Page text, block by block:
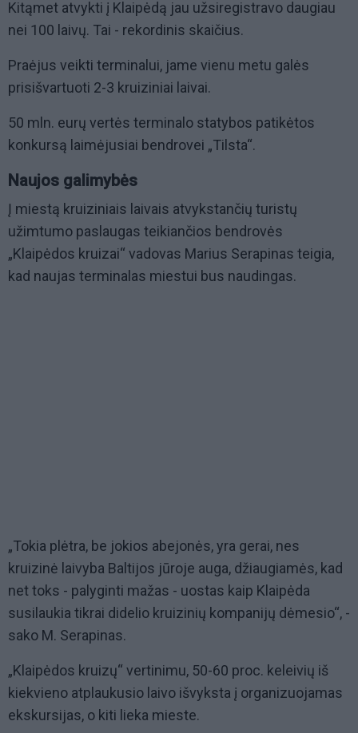
Kitąmet atvykti į Klaipėdą jau užsiregistravo daugiau
nei 100 laivų. Tai - rekordinis skaičius.
Praėjus veikti terminalui, jame vienu metu galės
prisišvartuoti 2-3 kruiziniai laivai.
50 mln. eurų vertės terminalo statybos patikėtos
konkursą laimėjusiai bendrovei „Tilsta“.
Naujos galimybės
Į miestą kruiziniais laivais atvykstančių turistų
užimtumo paslaugas teikiančios bendrovės
„Klaipėdos kruizai“ vadovas Marius Serapinas teigia,
kad naujas terminalas miestui bus naudingas.
„Tokia plėtra, be jokios abejonės, yra gerai, nes
kruizinė laivyba Baltijos jūroje auga, džiaugiamės, kad
net toks - palyginti mažas - uostas kaip Klaipėda
susilaukia tikrai didelio kruizinių kompanijų dėmesio“, -
sako M. Serapinas.
„Klaipėdos kruizų“ vertinimu, 50-60 proc. keleivių iš
kiekvieno atplaukusio laivo išvyksta į organizuojamas
ekskursijas, o kiti lieka mieste.